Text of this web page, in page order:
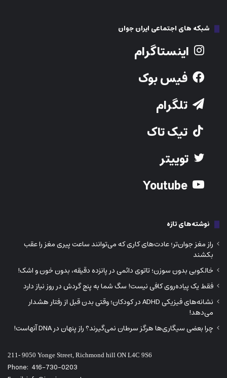
توییتر
نوشته‌های تازه
راز مغز جوان‌تر؛ عادت‌های کاری که می‌توانند ساعت پیری مغز را عقب
بکشند
خالکوبی بدون سوزن؛ تاتوی دائمی در پانزده دقیقه، بدون خون و اشک!
فقط یک پیاده‌روی کافی نیست! سگ شما به پنج گردش در روز نیاز دارد
Phone:416-730-0203